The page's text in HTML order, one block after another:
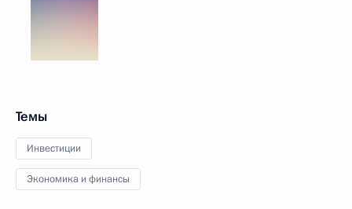
Темы
Инвестиции
Экономика и финансы